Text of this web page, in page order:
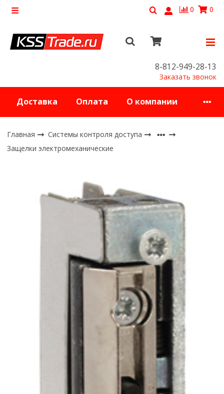
0 0
8-812-949-28-13
Заказать звонок
Доставка Оплата О компании
Главная
Системы контроля доступа
Защелки электромеханические